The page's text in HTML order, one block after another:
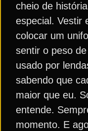
cheio de
especial. Vestir
colocar um
sentir o peso
usado por
sabendo que
maior que eu.
entende.
momento. E